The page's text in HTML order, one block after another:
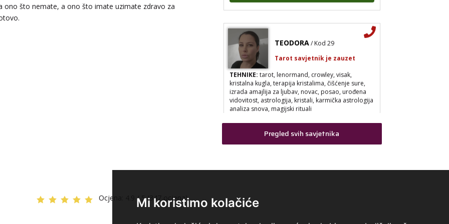
Mi koristimo kolačiće
ono što nemate, a ono što imate uzimate zdravo za
TEODORA
/ Kod 29
Tarot savjetnik je zauzet
TEHNIKE:tarot, lenormand, crowley, visak,
kristalna kugla, terapija kristalima, čišćenje sure,
izrada amajlija za ljubav, novac, posao, urođena
vidovitost, astrologija, kristali, karmička astrologija
analiza snova, magijski rituali
tel:0,93€ - mob:1,12€ min
TEHNIKE:
Pregled svih savjetnika
Ocjena: 4.9 / 5 (347 ocjena)